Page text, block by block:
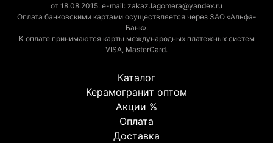
от 18.08.2015. e-mail: zakaz.lagomera@yandex.ru
Оплата банковскими картами осуществляется через ЗАО «Альфа-
Банк».
К оплате принимаются карты международных платежных систем
VISA, MasterCard.
Каталог
Керамогранит оптом
Акции %
Оплата
Доставка